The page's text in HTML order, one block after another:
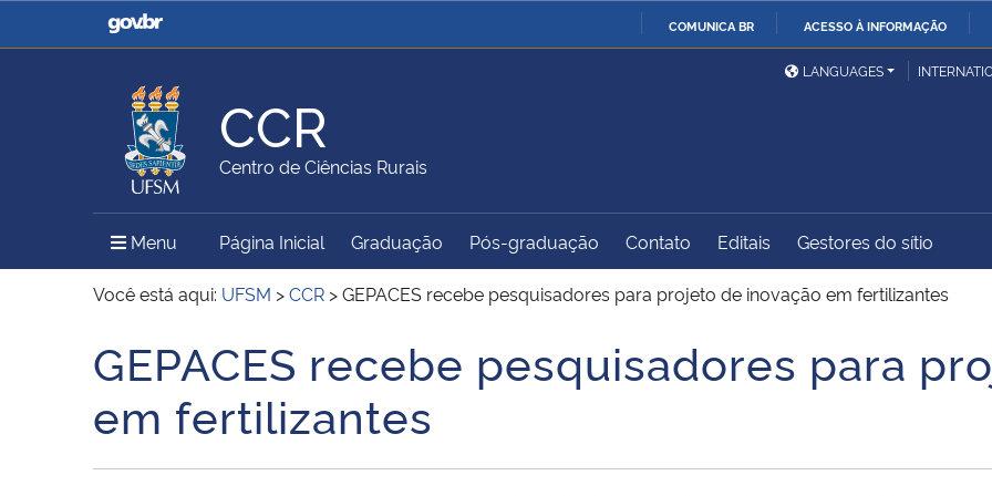
COMUNICA BR ACESSO À INFORMAÇÃO
Casa Civil
Ministério da Justiça e
Ministério da Defesa
Ministério das Relações
Exteriores
Ministério da Agricultura,
Pecuária e Abastecimento
Ministério da Educação
Ministério do Meio Ambiente Ministério do Turismo
Ministério do
Desenvolvimento Regional
Controladoria-Geral da
União
Secretaria de Governo
Gabinete de Segurança
Institucional
Advocacia-Geral da União Banco Central do Brasil
LANGUAGES
CCR
Centro de Ciências Rurais
Menu Menu Principal do Sítio
Página Inicial Graduação Pós-graduação Contato Editais Gestores do sítio
Você está aqui: UFSM >CCR >GEPACES recebe pesquisadores para projeto de inovação em fertilizantes
Início do conteúdo
GEPACES recebe pesquisadores para
em fertilizantes